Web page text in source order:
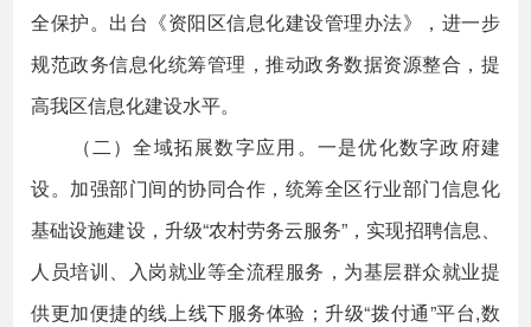
全保护。出台《资阳区信息化建设管理办法》，进一步
规范政务信息化统筹管理，推动政务数据资源整合，提
高我区信息化建设水平。
（二）全域拓展数字应用。一是优化数字政府建
设。加强部门间的协同合作，统筹全区行业部门信息化
基础设施建设，升级“农村劳务云服务”，实现招聘信息、
人员培训、入岗就业等全流程服务，为基层群众就业提
供更加便捷的线上线下服务体验；升级“拨付通”平台,数